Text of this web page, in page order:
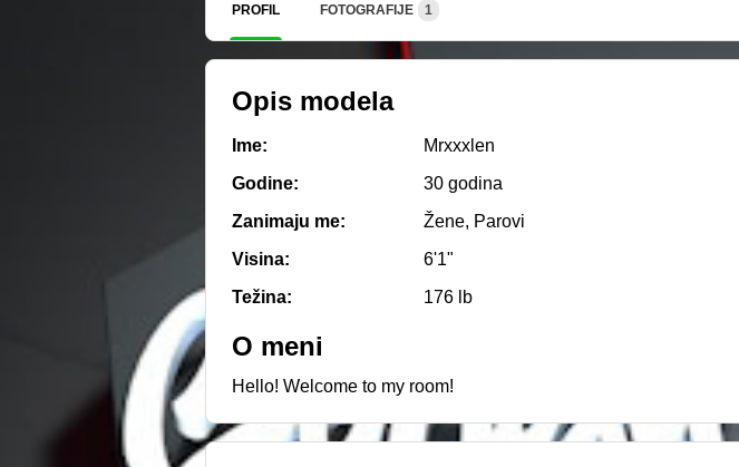
PROFIL FOTOGRAFIJE 1
Opis modela
Ime:
Mrxxxlen
Godine:
30 godina
Zanimaju me:
Žene, Parovi
Visina:
6'1"
Težina:
176 lb
O meni
Hello! Welcome to my room!